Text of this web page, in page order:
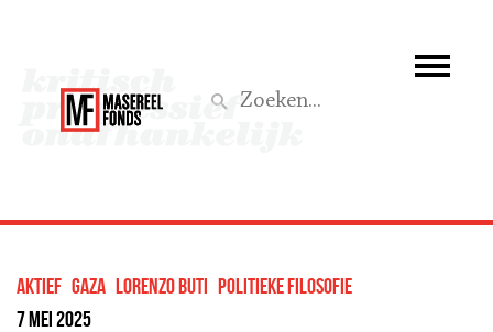
Wat we doen
Aktief Gaza Lorenzo Buti Politieke filosofie
7 mei 2025